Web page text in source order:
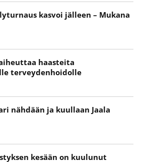
kasvoi jälleen – Mukana
haasteita
terveydenhoidolle
nähdään ja kuullaan Jaala
kesään on kuulunut